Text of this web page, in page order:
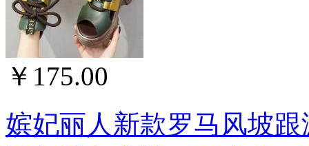
￥175.00
嫔妃丽人新款罗马风坡